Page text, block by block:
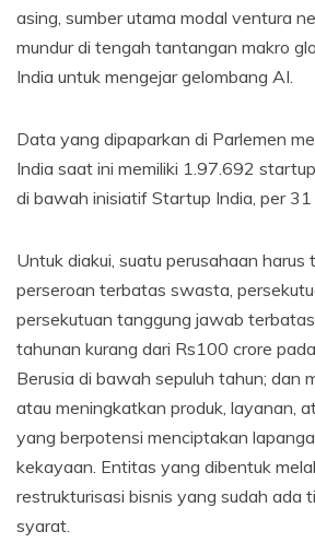
asing, sumber utama modal ventura
mundur di tengah tantangan makro
India untuk mengejar gelombang AI.
Data yang dipaparkan di Parlemen
India saat ini memiliki 1.97.692
di bawah inisiatif Startup India, per
Untuk diakui, suatu perusahaan
perseroan terbatas swasta,
persekutuan tanggung jawab
tahunan kurang dari Rs100 crore
Berusia di bawah sepuluh tahun; dan
atau meningkatkan produk, layanan,
yang berpotensi menciptakan
kekayaan. Entitas yang dibentuk
restrukturisasi bisnis yang sudah ada
syarat.